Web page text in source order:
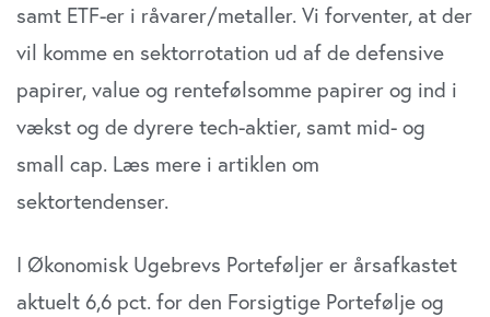
samt ETF-er i råvarer/metaller. Vi forventer, at der
vil komme en sektorrotation ud af de defensive
papirer, value og rentefølsomme papirer og ind i
vækst og de dyrere tech-aktier, samt mid- og
small cap. Læs mere i artiklen om
sektortendenser.
I Økonomisk Ugebrevs Porteføljer er årsafkastet
aktuelt 6,6 pct. for den Forsigtige Portefølje og